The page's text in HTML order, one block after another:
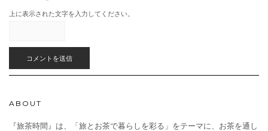
上に表示された文字を入力してください。
ABOUT
『旅茶時間』は、「旅とお茶で暮らしを彩る」をテーマに、お茶を通し